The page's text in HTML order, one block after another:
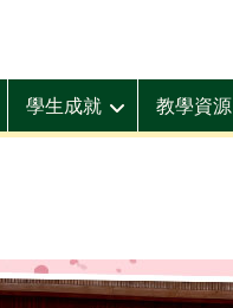
學生成就 教學資源